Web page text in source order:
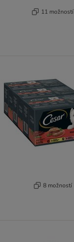
11 možností
8 možností